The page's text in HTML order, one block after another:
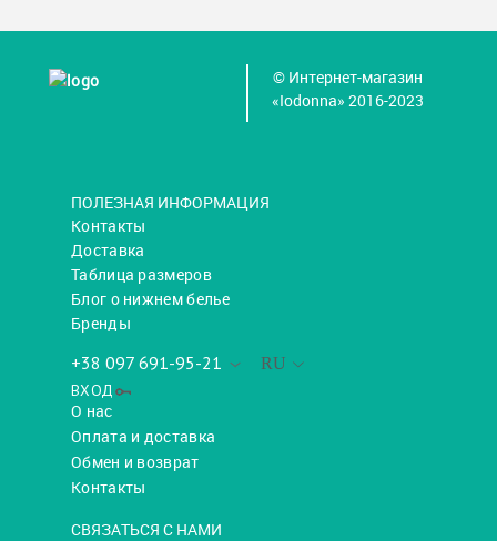
© Интернет-магазин
«Iodonna» 2016-2023
ПОЛЕЗНАЯ ИНФОРМАЦИЯ
Контакты
Доставка
Таблица размеров
Блог о нижнем белье
Бренды
RU
+38 097 691-95-21
ВХОД
О нас
Оплата и доставка
Обмен и возврат
Контакты
СВЯЗАТЬСЯ С НАМИ